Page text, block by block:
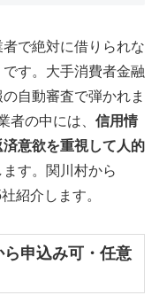
者で絶対に借りられな
す。大手消費者金融
自動審査で弾かれま
者の中には、 信用情
意欲を重視して人的
ます。関川村から
紹介します。
申込み可・任意